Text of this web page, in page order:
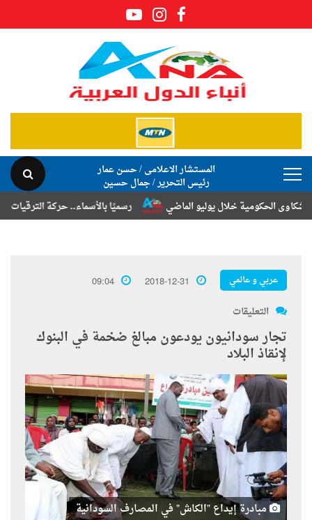
المستشار الاعلامى / حسن عمار
رئيس التحرير / جمال حسين
رسميًا بالأسماء.. حركة الترقيات
خلال يوليو الماضي
عربي و عالمي 2018-12-31
09:04
التعليقات
تجار سودانيون يودعون مبالغ ضخمة في البنوك
لإنقاذ البلاد
مبادرة إيداع "الكاش" في المصارف السودانية